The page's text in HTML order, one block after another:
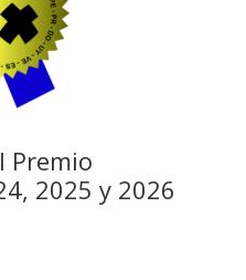
Premio
2025 y 2026